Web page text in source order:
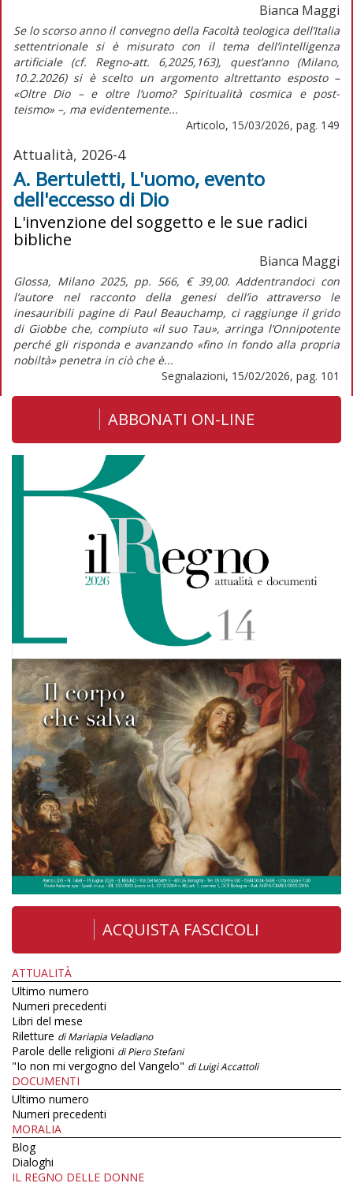
Bianca Maggi
Se lo scorso anno il convegno della Facoltà teologica dell’Italia
settentrionale si è misurato con il tema dell’intelligenza
artificiale (cf. Regno-att. 6,2025,163), quest’anno (Milano,
10.2.2026) si è scelto un argomento altrettanto esposto –
«Oltre Dio – e oltre l’uomo? Spiritualità cosmica e post-
teismo» –, ma evidentemente...
Articolo, 15/03/2026, pag. 149
Attualità, 2026-4
A. Bertuletti, L'uomo, evento
dell'eccesso di Dio
L'invenzione del soggetto e le sue radici
bibliche
Bianca Maggi
Glossa, Milano 2025, pp. 566, € 39,00. Addentrandoci con
l’autore nel racconto della genesi dell’io attraverso le
inesauribili pagine di Paul Beauchamp, ci raggiunge il grido
di Giobbe che, compiuto «il suo Tau», arringa l’Onnipotente
perché gli risponda e avanzando «fino in fondo alla propria
nobiltà» penetra in ciò che è...
Segnalazioni, 15/02/2026, pag. 101
ABBONATI ON-LINE
ACQUISTA FASCICOLI
ATTUALITÀ
Ultimo numero
Numeri precedenti
Libri del mese
Riletture di Mariapia Veladiano
Parole delle religioni di Piero Stefani
"Io non mi vergogno del Vangelo" di Luigi Accattoli
DOCUMENTI
Ultimo numero
Numeri precedenti
MORALIA
Blog
Dialoghi
IL REGNO DELLE DONNE